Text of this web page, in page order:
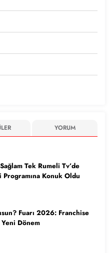
YORUM
Tek Rumeli Tv’de
Konuk Oldu
Fuarı 2026: Franchise
Dönem